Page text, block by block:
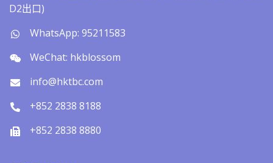
D2出口)
WhatsApp: 95211583
WeChat: hkblossom
info@hktbc.com
+852 2838 8188
+852 2838 8880